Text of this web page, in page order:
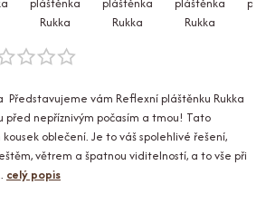
Představujeme vám Reflexní pláštěnku Rukka
před nepříznivým počasím a tmou! Tato
oblečení. Je to váš spolehlivé řešení,
větrem a špatnou viditelností, a to vše při
celý popis